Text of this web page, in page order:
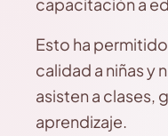
Esto ha
calidad a niñas y
asisten a clases,
aprendizaje.